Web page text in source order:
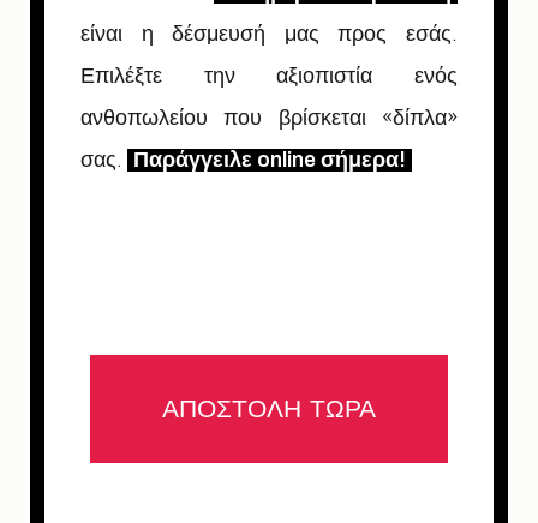
είναι η δέσμευσή μας προς εσάς.
Επιλέξτε την αξιοπιστία ενός
ανθοπωλείου που βρίσκεται «δίπλα»
σας.
Παράγγειλε online σήμερα!
ΑΠΟΣΤΟΛΗ ΤΩΡΑ